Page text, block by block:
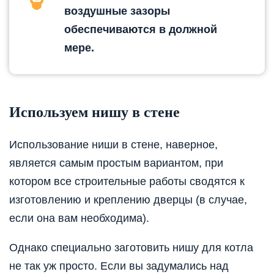
воздушные зазоры
обеспечиваются в должной
мере.
Используем нишу в стене
Использование ниши в стене, наверное,
является самым простым вариантом, при
котором все строительные работы сводятся к
изготовлению и креплению дверцы (в случае,
если она вам необходима).
Однако специально заготовить нишу для котла
не так уж просто. Если вы задумались над